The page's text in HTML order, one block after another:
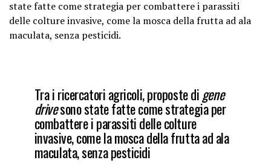
state fatte come strategia per combattere i parassiti
delle colture invasive, come la mosca della frutta ad ala
maculata, senza pesticidi.
Tra i ricercatori agricoli, proposte digene
drivesono state fatte come strategia per
combattere i parassiti delle colture
invasive, come la mosca della frutta ad ala
maculata, senza pesticidi